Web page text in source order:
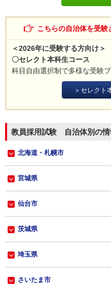
こちらの自治体を受
＜2026年に受験する方向け＞
〇セレクト本科生コース
科目自由選択制で多様な受験
＞セレクト
教員採用試験 自治体別の情
北海道・札幌市
宮城県
仙台市
茨城県
埼玉県
さいたま市